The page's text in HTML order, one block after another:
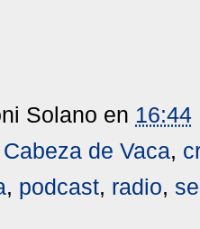
Solano en 16:44
Cabeza de Vaca,
, podcast, radio,